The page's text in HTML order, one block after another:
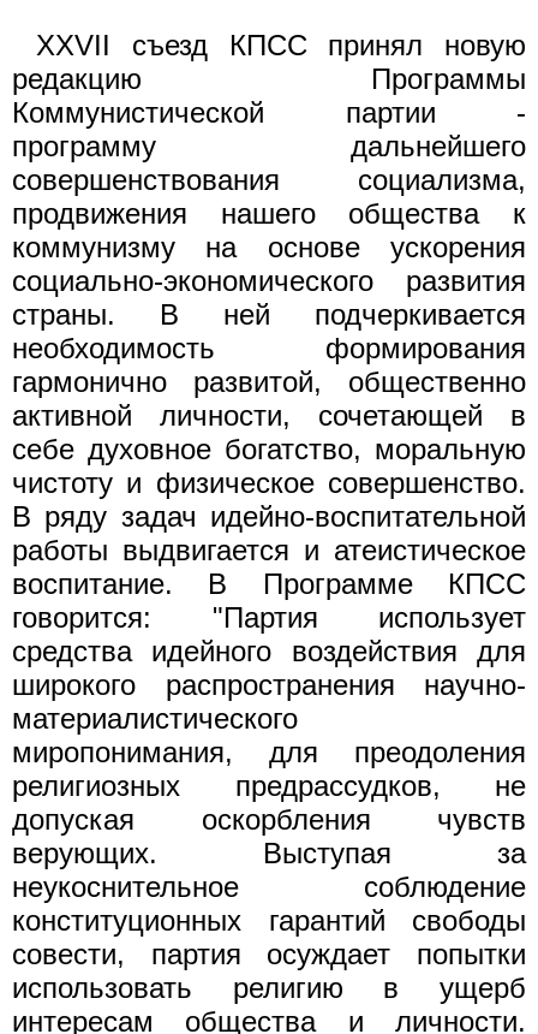
XXVII съезд КПСС принял новую
редакцию Программы
Коммунистической партии -
программу дальнейшего
совершенствования социализма,
продвижения нашего общества к
коммунизму на основе ускорения
социально-экономического развития
страны. В ней подчеркивается
необходимость формирования
гармонично развитой, общественно
активной личности, сочетающей в
себе духовное богатство, моральную
чистоту и физическое совершенство.
В ряду задач идейно-воспитательной
работы выдвигается и атеистическое
воспитание. В Программе КПСС
говорится: "Партия использует
средства идейного воздействия для
широкого распространения научно-
материалистического
миропонимания, для преодоления
религиозных предрассудков, не
допуская оскорбления чувств
верующих. Выступая за
неукоснительное соблюдение
конституционных гарантий свободы
совести, партия осуждает попытки
использовать религию в ущерб
интересам общества и личности.